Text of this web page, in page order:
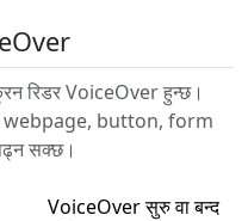
रिडर VoiceOver हुन्छ।
webpage, button, form
सक्छ।
VoiceOver सुरु वा बन्द